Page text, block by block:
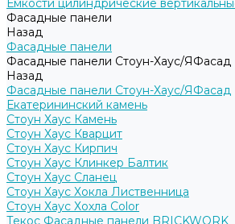
Ёмкости цилиндрические
Фасадные панели
Назад
Фасадные панели
Фасадные панели Стоун-Хаус/ЯФасад
Назад
Фасадные панели Стоун-Хаус/ЯФасад
Екатерининский камень
Стоун Хаус Камень
Стоун Хаус Кварцит
Стоун Хаус Кирпич
Стоун Хаус Клинкер Балтик
Стоун Хаус Сланец
Стоун Хаус Хокла Лиственница
Стоун Хаус Хохла Color
Текос Фасадные панели BRICKWORK